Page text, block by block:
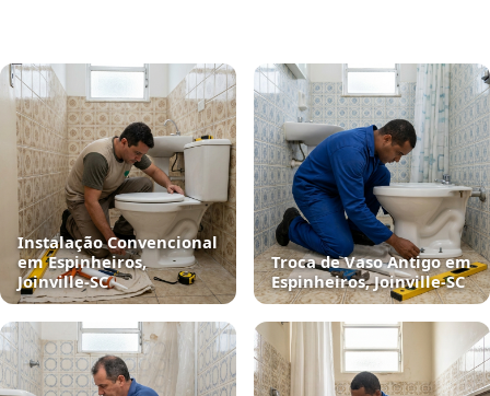
Instalação Convencional
em Espinheiros,
Joinville‑SC
Troca de Vaso Antigo em
Espinheiros, Joinville‑SC